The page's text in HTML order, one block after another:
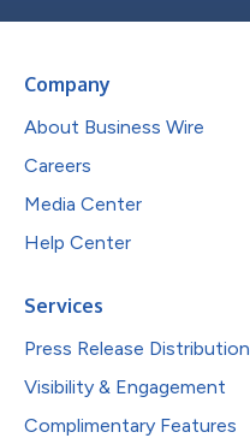
Company
About Business Wire
Careers
Media Center
Help Center
Services
Press Release Distribution
Visibility & Engagement
Complimentary Features